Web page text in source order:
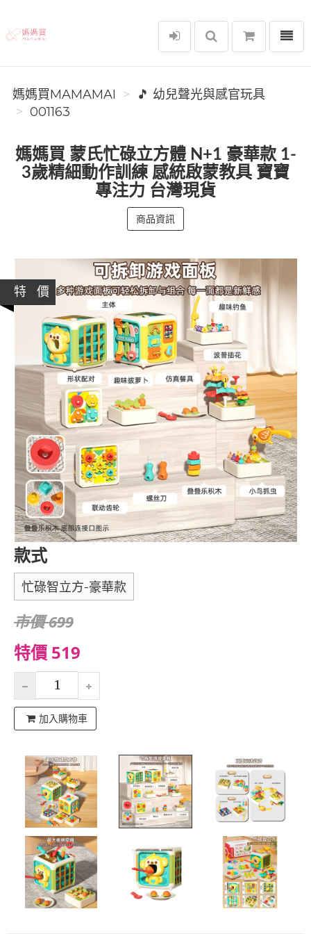
媽媽買MAMAMAI
選單
媽媽買MAMAMAI
🎵 幼兒聲光與感官玩具
001163
媽媽買 蒙氏忙碌立方體 N+1 豪華款 1-
3歲精細動作訓練 感統啟蒙教具 寶寶
專注力 台灣現貨
商品資訊
特 價
款式
忙碌智立方-豪華款
市價 699
特價 519
加入購物車